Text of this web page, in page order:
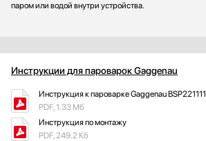
паром или водой внутри устройства.
Инструкции для пароварок Gaggenau
Инструкция к пароварке Gaggenau BSP221111
PDF, 1.33 Мб
Инструкция по монтажу
PDF, 249.2 Кб